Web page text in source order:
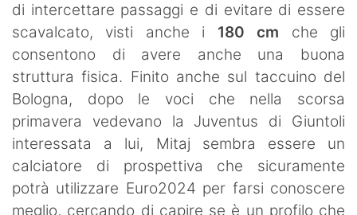
di intercettare passaggi e di evitare di essere
scavalcato, visti anche i 180 cm che gli
consentono di avere anche una buona
struttura fisica. Finito anche sul taccuino del
Bologna, dopo le voci che nella scorsa
primavera vedevano la Juventus di Giuntoli
interessata a lui, Mitaj sembra essere un
calciatore di prospettiva che sicuramente
potrà utilizzare Euro2024 per farsi conoscere
meglio, cercando di capire se è un profilo che